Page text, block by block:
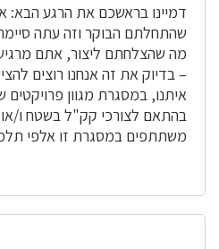
דמיינו בראשכם את הרגע הבא:
שהתחלתם הבוקר וזה עתה
מה שהצלחתם ליצור, אתם
– בדיוק את זה אנחנו רוצים
איתנו, במסגרת מגוון
בהתאם לצורכי קק"ל בשטח ו/
משתתפים במסגרת זו אלפי